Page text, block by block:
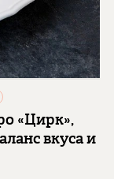
«Цирк»,
вкуса и